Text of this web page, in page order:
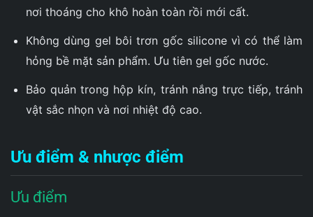
nơi thoáng cho khô hoàn toàn rồi mới cất.
Không dùng gel bôi trơn gốc silicone vì có thể làm
hỏng bề mặt sản phẩm. Ưu tiên gel gốc nước.
Bảo quản trong hộp kín, tránh nắng trực tiếp, tránh
vật sắc nhọn và nơi nhiệt độ cao.
Ưu điểm & nhược điểm
Ưu điểm